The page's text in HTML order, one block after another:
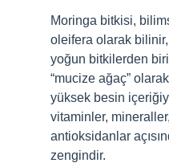
Moringa bitkisi,
oleifera olarak
yoğun bitkilerden
“mucize ağaç”
yüksek besin
vitaminler,
antioksidanlar
zengindir.